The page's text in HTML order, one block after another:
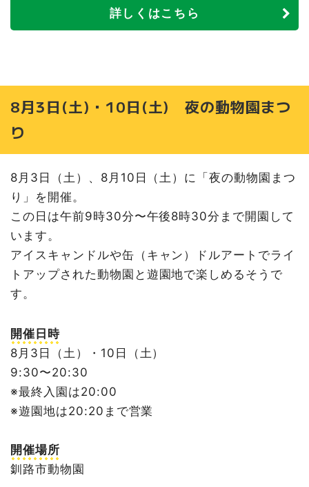
詳しくはこちら
8月3日(土)・10日(土) 夜の動物園まつ
り
8月3日（土）、8月10日（土）に「夜の動物園まつ
り」を開催。
この日は午前9時30分〜午後8時30分まで開園して
います。
アイスキャンドルや缶（キャン）ドルアートでライ
トアップされた動物園と遊園地で楽しめるそうで
す。
開催日時
8月3日（土）・10日（土）
9:30〜20:30
※最終入園は20:00
※遊園地は20:20まで営業
開催場所
釧路市動物園